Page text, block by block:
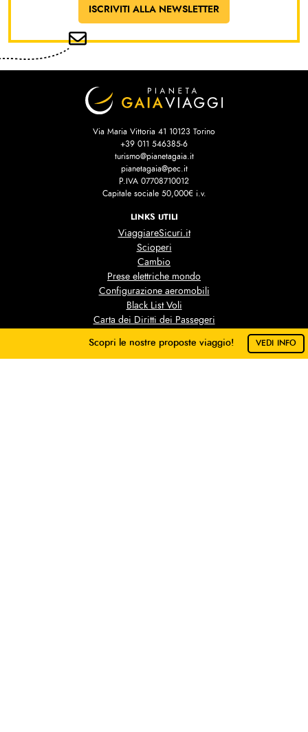
Scopri le nostre proposte viaggio! VEDI INFO
ISCRIVITI ALLA NEWSLETTER
Via Maria Vittoria 41 10123 Torino
+39 011 546385-6
turismo@pianetagaia.it
pianetagaia@pec.it
P.IVA 07708710012
Capitale sociale 50,000€ i.v.
LINKS UTILI
ViaggiareSicuri.it
Scioperi
Cambio
Prese elettriche mondo
Configurazione aeromobili
Black List Voli
Carta dei Diritti dei Passegeri
Mete Capodanno 2025-2026
Idea Sposa 2025
Facci sapere dove vorresti andare!